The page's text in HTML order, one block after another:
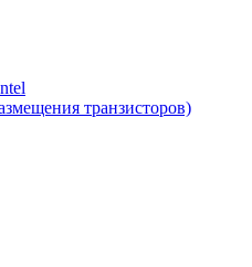
транзисторов)